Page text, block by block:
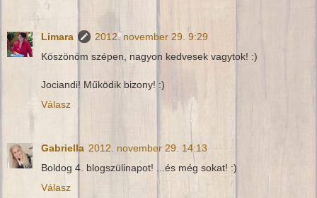
Limara
2012. november 29. 9:29
Köszönöm szépen, nagyon kedvesek vagytok! :)
Jociandi! Működik bizony! :)
Válasz
Gabriella 2012. november 29. 14:13
Boldog 4. blogszülinapot! ...és még sokat! :)
Válasz